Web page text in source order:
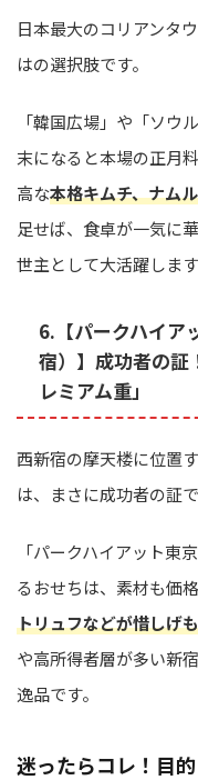
日本最大のコリアンタ
はの選択肢です。
「韓国広場」や「ソウ
末になると本場の正月
高な本格キムチ、ナム
足せば、食卓が一気に
世主として大活躍します
6.【パークハイア
宿）】成功者の証
レミアム重」
西新宿の摩天楼に位置
は、まさに成功者の証で
「パークハイアット東
るおせちは、素材も価
トリュフなどが惜しげ
や高所得者層が多い新
逸品です。
迷ったらコレ！目